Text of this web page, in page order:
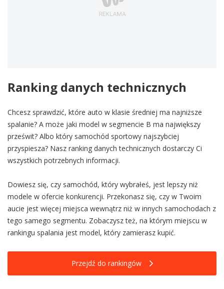
Ranking danych technicznych
Chcesz sprawdzić, które auto w klasie średniej ma najniższe
spalanie? A może jaki model w segmencie B ma największy
prześwit? Albo który samochód sportowy najszybciej
przyspiesza? Nasz ranking danych technicznych dostarczy Ci
wszystkich potrzebnych informacji.
Dowiesz się, czy samochód, który wybrałeś, jest lepszy niż
modele w ofercie konkurencji. Przekonasz się, czy w Twoim
aucie jest więcej miejsca wewnątrz niż w innych samochodach z
tego samego segmentu. Zobaczysz też, na którym miejscu w
rankingu spalania jest model, który zamierasz kupić.
Przejdź do rankingów